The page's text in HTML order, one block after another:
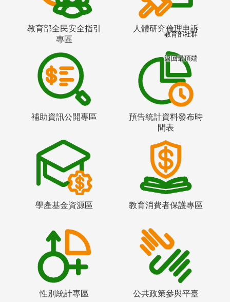
教育部全民安全指引
專區
人體研究倫理申訴
補助資訊公開專區
預告統計資料發布時
間表
學產基金資源區 教育消費者保護專區
性別統計專區 公共政策參與平臺
教育部社群
返回最頂端